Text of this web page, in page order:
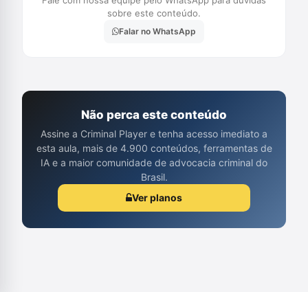
sobre este conteúdo.
Falar no WhatsApp
Não perca este conteúdo
Assine a Criminal Player e tenha acesso imediato a
esta aula, mais de 4.900 conteúdos, ferramentas de
IA e a maior comunidade de advocacia criminal do
Brasil.
Ver planos